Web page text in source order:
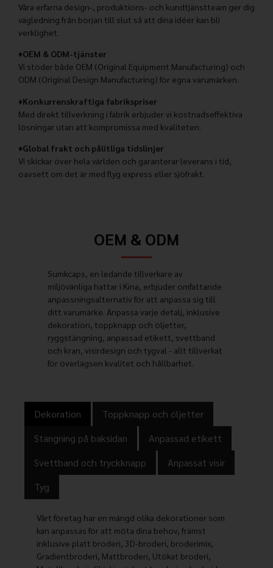
Våra erfarna design-, produktions- och kundtjänstteam ger dig
vägledning från början till slut så att dina idéer kan bli
verklighet.
♦OEM & ODM-tjänster
Vi stöder både OEM (Original Equipment Manufacturing) och
ODM (Original Design Manufacturing) för egna varumärken.
♦Konkurrenskraftiga fabrikspriser
Med direkt tillverkning i fabrik erbjuder vi kostnadseffektiva
lösningar utan att kompromissa med kvaliteten.
♦Global frakt och pålitliga tidslinjer
Vi skickar över hela världen och garanterar leverans i tid,
oavsett om det är med flyg express eller sjöfrakt.
OEM & ODM
Sumkcaps, en ledande tillverkare av
miljövänliga hattar i Kina, erbjuder omfattande
anpassningsalternativ för att anpassa sig till
ditt varumärke. Anpassa varje detalj, inklusive
dekoration, toppknapp och öljetter,
ryggstängning, anpassad etikett, svettband
och kran, visirdesign och tygval - allt tillverkat
för överlägsen kvalitet och hållbarhet.
Dekoration
Toppknapp och öljetter
Stängning på baksidan
Anpassad etikett
Svettband och tryckknapp
Anpassat visir
Tyg
Vårt företag har en mängd olika dekorationer som
kan anpassas för att möta dina behov, främst
inklusive platt broderi, 3D-broderi, broderimix,
Gradientbroderi, Mattbroderi, Utökat broderi,